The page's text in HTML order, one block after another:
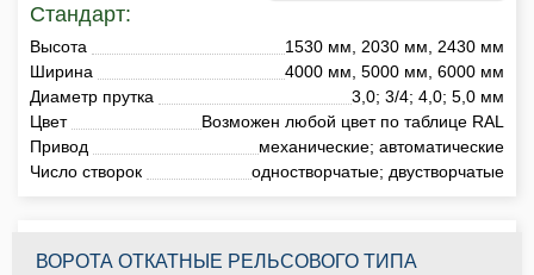
Стандарт:
Высота
1530 мм, 2030 мм, 2430 мм
Ширина
4000 мм, 5000 мм, 6000 мм
Диаметр прутка
3,0; 3/4; 4,0; 5,0 мм
Цвет
Возможен любой цвет по таблице RAL
Привод
механические; автоматические
Число створок
одностворчатые; двустворчатые
ВОРОТА ОТКАТНЫЕ РЕЛЬСОВОГО ТИПА